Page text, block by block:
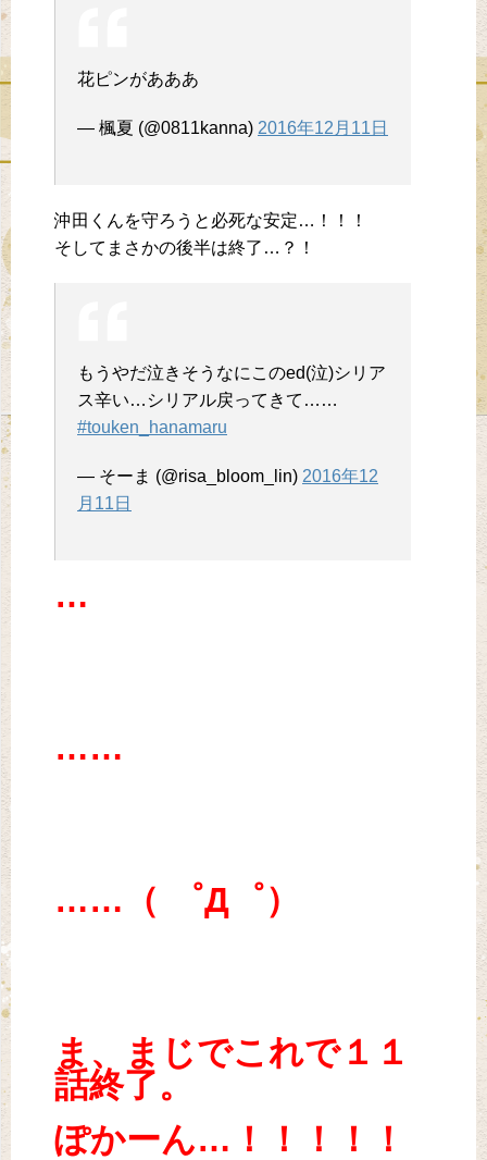
花ピンがあああ
— 楓夏 (@0811kanna) 2016年12月11日
沖田くんを守ろうと必死な安定…！！！
そしてまさかの後半は終了…？！
もうやだ泣きそうなにこのed(泣)シリア
ス辛い…シリアル戻ってきて……
#touken_hanamaru
— そーま (@risa_bloom_lin) 2016年12
月11日
…
……
……（ ゜Д゜）
ま、まじでこれで１１
話終了。
ぽかーん…！！！！！